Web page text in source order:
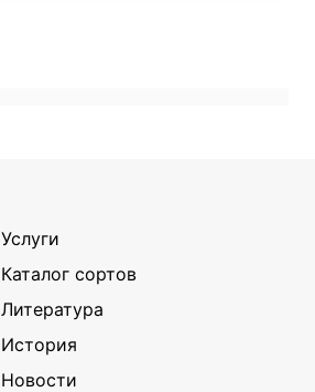
Услуги
Каталог сортов
Литература
История
Новости